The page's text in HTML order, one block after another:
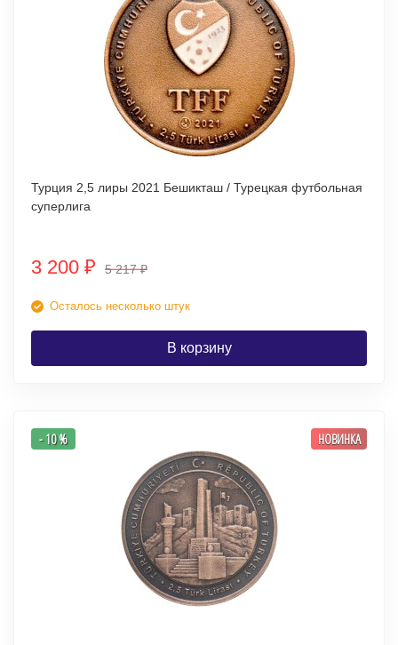
Турция 2,5 лиры 2021 Бешикташ / Турецкая футбольная
суперлига
3 200 ₽ 5 217₽
Осталось несколько штук
В корзину
- 10 % НОВИНКА